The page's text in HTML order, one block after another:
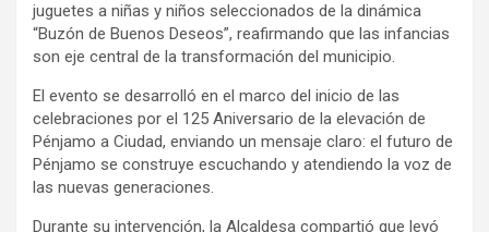
juguetes a niñas y niños seleccionados de la dinámica
“Buzón de Buenos Deseos”, reafirmando que las infancias
son eje central de la transformación del municipio.
El evento se desarrolló en el marco del inicio de las
celebraciones por el 125 Aniversario de la elevación de
Pénjamo a Ciudad, enviando un mensaje claro: el futuro de
Pénjamo se construye escuchando y atendiendo la voz de
las nuevas generaciones.
Durante su intervención, la Alcaldesa compartió que leyó